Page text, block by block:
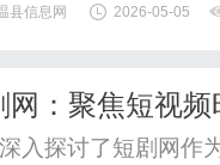
县信息网 2026-05-05
网：聚焦短视
入探讨了短剧网作